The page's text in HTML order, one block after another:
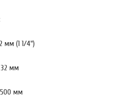
мм (1 1/4")
мм
мм